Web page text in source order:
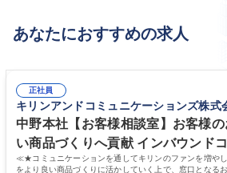
あなたにおすすめの求人
正社員
キリンアンドコミュニケーションズ株式
中野本社【お客様相談室】お客様
い商品づくりへ貢献 インバウンド
≪★コミュニケーションを通してキリンのファンを増や
をより良い商品づくりに活かしていく上で、窓口となる